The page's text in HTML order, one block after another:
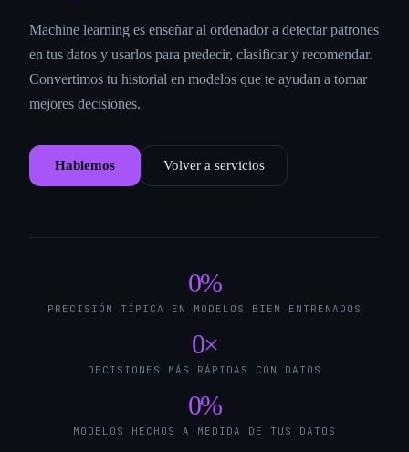
Machine learning es enseñar al ordenador a detectar patrones
en tus datos y usarlos para predecir, clasificar y recomendar.
Convertimos tu historial en modelos que te ayudan a tomar
mejores decisiones.
Hablemos Volver a servicios
0%
PRECISIÓN TÍPICA EN MODELOS BIEN ENTRENADOS
0×
DECISIONES MÁS RÁPIDAS CON DATOS
0%
MODELOS HECHOS A MEDIDA DE TUS DATOS